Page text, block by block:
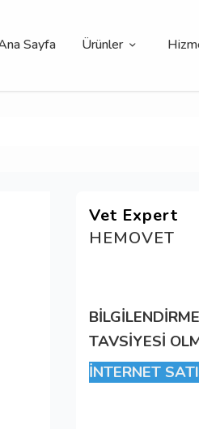
Sayfa Ürünler
Vet Expert
HEMOVET
TAVSİYESİ
İNTERNET